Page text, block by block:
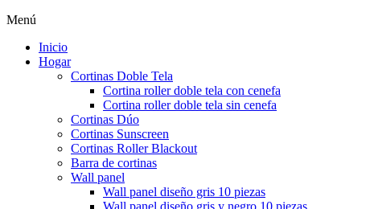
Menú
Inicio
Hogar
Cortinas Doble Tela
Cortina roller doble tela con cenefa
Cortina roller doble tela sin cenefa
Cortinas Dúo
Cortinas Sunscreen
Cortinas Roller Blackout
Barra de cortinas
Wall panel
Wall panel diseño gris 10 piezas
Wall panel diseño gris y negro 10 piezas